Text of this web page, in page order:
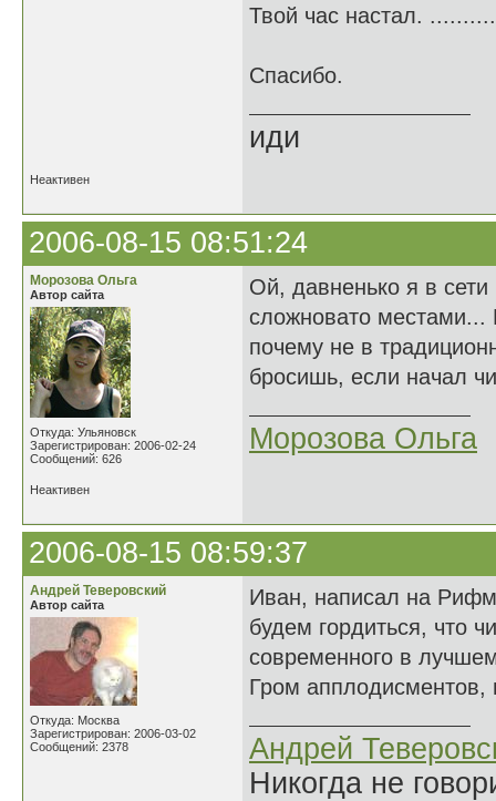
Твой час настал.
Спасибо.
иди
Неактивен
2006-08-15 08:51:24
Морозова Ольга
Автор сайта
Откуда: Ульяновск
Зарегистрирован: 2006-02-24
Сообщений: 626
Ой, давненько я в
сложновато местами...
почему не в
бросишь, если начал
Морозова Ольга
Неактивен
2006-08-15 08:59:37
Андрей Теверовский
Автор сайта
Откуда: Москва
Зарегистрирован: 2006-03-02
Сообщений: 2378
Иван, написал на
будем гордиться, что
современного в
Гром
Андрей
Никогда не